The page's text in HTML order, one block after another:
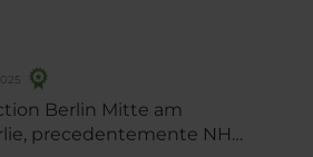
Berlin Mitte am
precedentemente NH